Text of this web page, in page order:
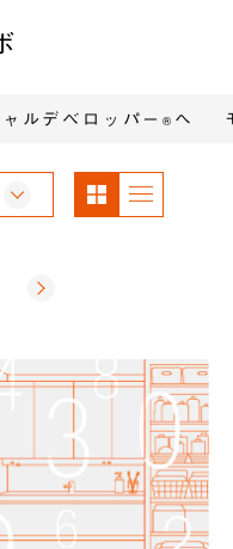
ルデベロッパー® へ
パネ
ル表
リス
ト表
次
へ